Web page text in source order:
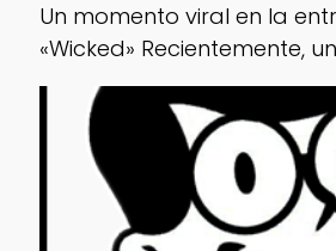
Un momento viral en la
«Wicked» Recientemente,